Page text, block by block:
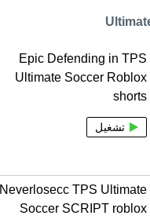
Epic Defending in TPS
Ultimate Soccer Roblox
shorts
تشغيل
Neverlosecc TPS Ultimate
Soccer SCRIPT roblox